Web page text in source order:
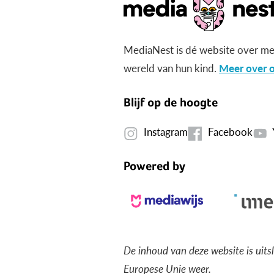
MediaNest is dé website over
wereld van hun kind. Meer over
Blijf op de hoogte
Instagram Facebook
Powered by
De inhoud van deze website is
Europese Unie weer.